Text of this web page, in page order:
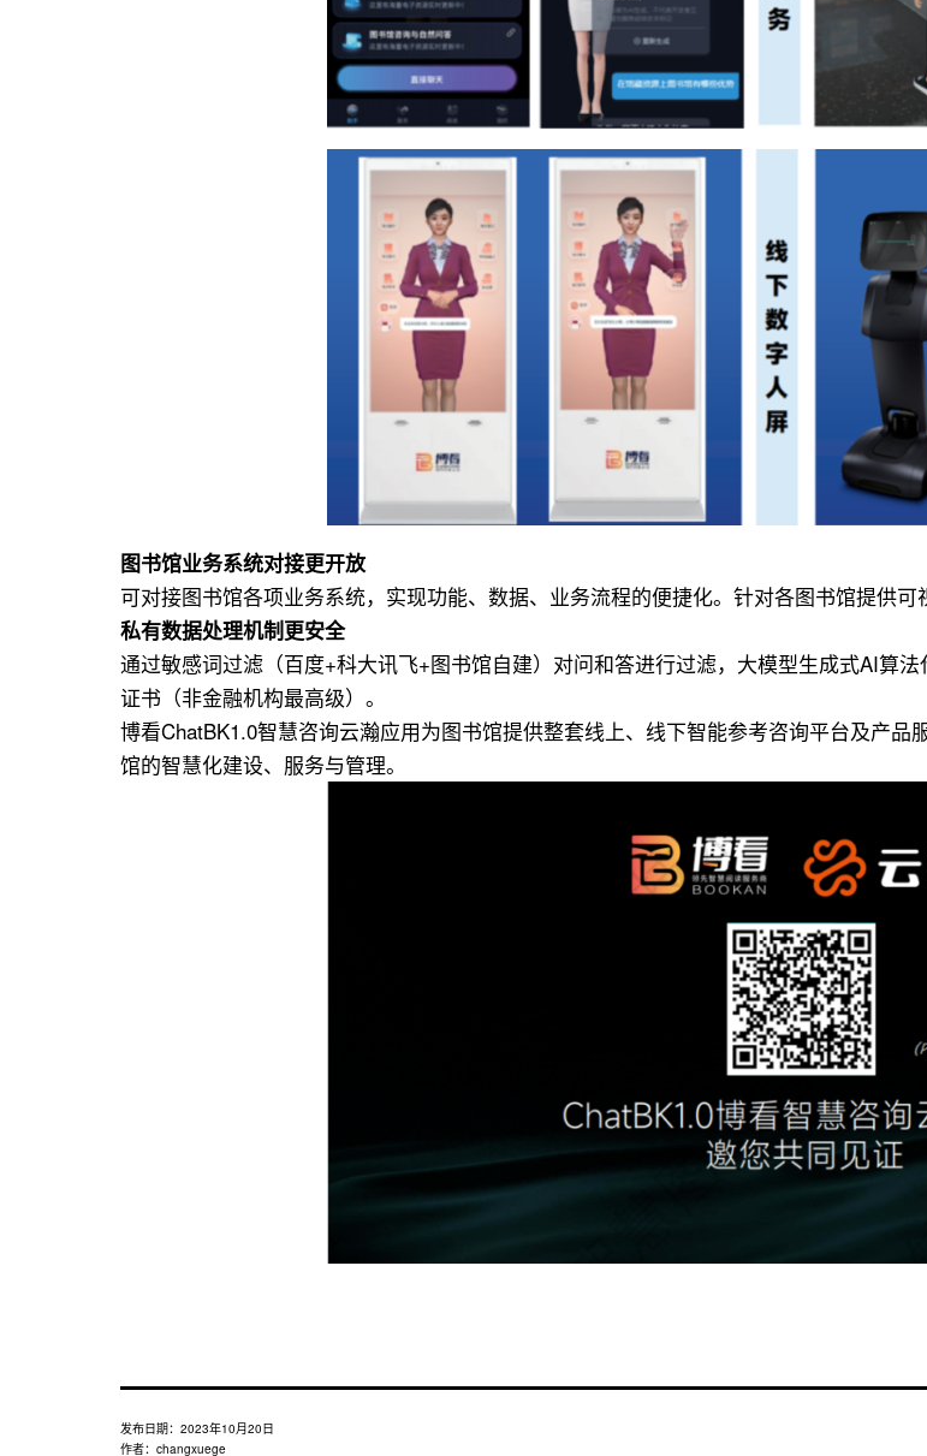
图书馆业务系统对接更开放
可对接图书馆各项业务系统，实现功能、数据、业务流程的便捷化。针对各图书馆提供可
私有数据处理机制更安全
通过敏感词过滤（百度+科大讯飞+图书馆自建）对问和答进行过滤，大模型生成式AI算
证书（非金融机构最高级）。
博看ChatBK1.0智慧咨询云瀚应用为图书馆提供整套线上、线下智能参考咨询平台及产
馆的智慧化建设、服务与管理。
发布日期： 2023年10月20日
作者： changxuege